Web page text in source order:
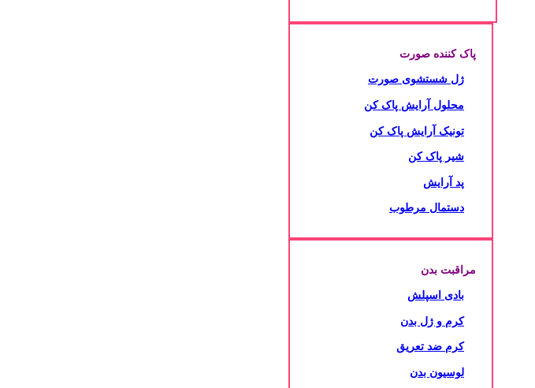
پاک کننده صورت
ژل شستشوی صورت
محلول آرایش پاک کن
تونیک آرایش پاک کن
شیر پاک کن
پد آرایش
دستمال مرطوب
مراقبت بدن
بادی اسپلش
کرم و ژل بدن
کرم ضد تعریق
لوسیون بدن